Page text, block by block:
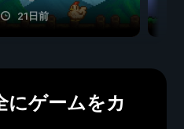
21日前
ゲームをカ